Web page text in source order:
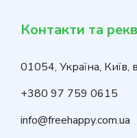
Контакти та
01054, Україна, Київ,
+380 97 759 0615
info@freehappy.com.ua